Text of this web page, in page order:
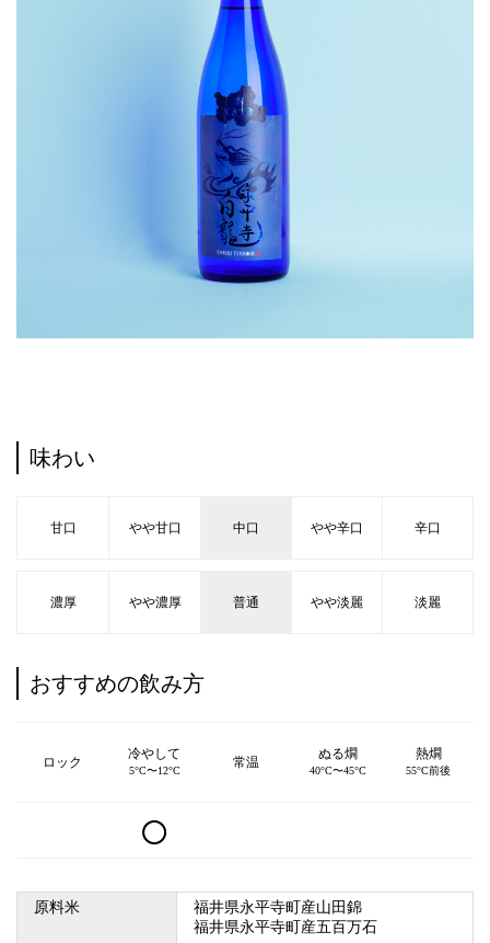
味わい
甘口 やや甘口 中口 やや辛口 辛口
濃厚 やや濃厚 普通 やや淡麗 淡麗
おすすめの飲み方
ロック
冷やして
5°C〜12°C
常温
ぬる燗
40°C〜45°C
熱燗
55°C前後
○
原料米
福井県永平寺町産山田錦
福井県永平寺町産五百万石